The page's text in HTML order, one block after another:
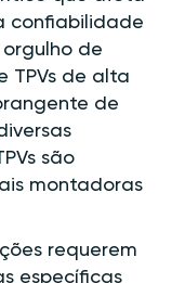
confiabilidade
de
TPVs de alta
de
são
montadoras
requerem
específicas